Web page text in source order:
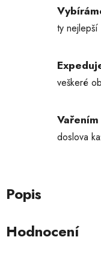
ty
veškeré
doslova
Popis
Hodnocení